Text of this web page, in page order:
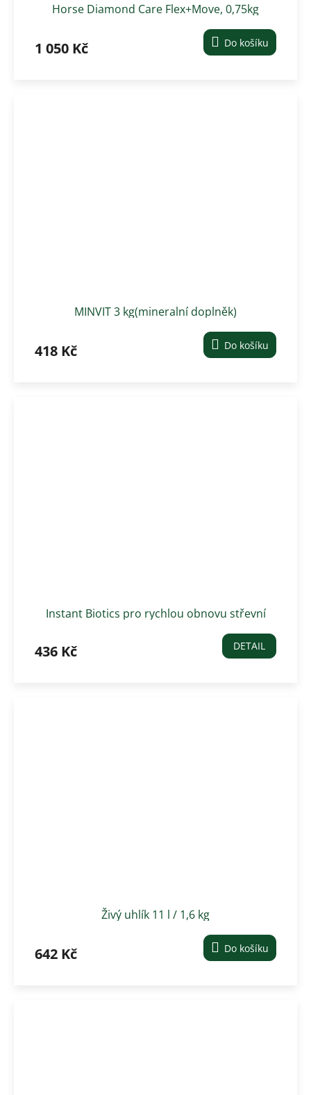
Horse Diamond Care Flex+Move, 0,75kg
1 050 Kč Do košíku
MINVIT 3 kg(mineralní doplněk)
418 Kč Do košíku
Instant Biotics pro rychlou obnovu střevní
436 Kč DETAIL
Živý uhlík 11 l / 1,6 kg
642 Kč Do košíku